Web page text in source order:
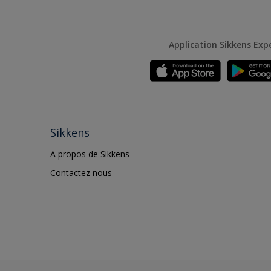
Application Sikkens
Sikkens
A propos de Sikkens
Contactez nous